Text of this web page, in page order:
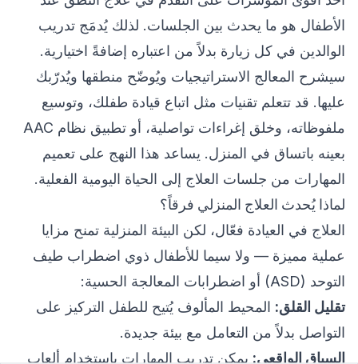
الأطفال هو ما يحدث بين الجلسات. لذلك يُدمَج تدريب
الوالدين في كل زيارة بدلاً من اعتباره إضافةً اختيارية.
سيشرح المعالج الاستراتيجيات ويُوضّح منطقها ويُدرّبك
عليها. قد تتعلم تقنيات مثل اتباع قيادة طفلك، وتوسيع
ملفوظاته، وخلق إغراءات تواصلية، أو تطبيق نظام AAC
بعينه باتساق في المنزل. يساعد هذا النهج على تعميم
المهارات من جلسات العلاج إلى الحياة اليومية الفعلية.
لماذا يُحدث العلاج المنزلي فرقاً؟
العلاج في العيادة فعّال، لكن البيئة المنزلية تمنح مزايا
عملية مميزة — ولا سيما للأطفال ذوي اضطراب طيف
التوحد (ASD) أو اضطرابات المعالجة الحسية:
تقليل القلق: المحيط المألوف يُتيح للطفل التركيز على
التواصل بدلاً من التعامل مع بيئة جديدة.
السياق الواقعي: يمكن تدريب المهارات باستخدام ألعاب